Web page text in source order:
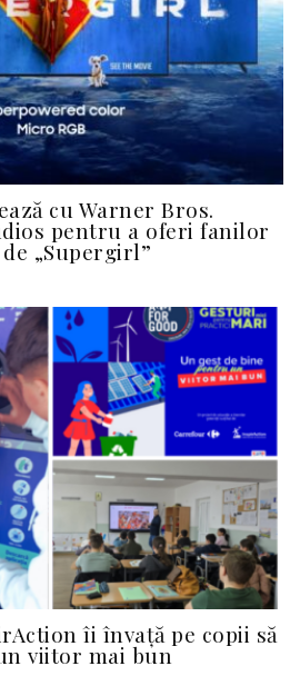
cu Warner Bros.
pentru a oferi fanilor
„Supergirl”
îi învață pe copii să
viitor mai bun